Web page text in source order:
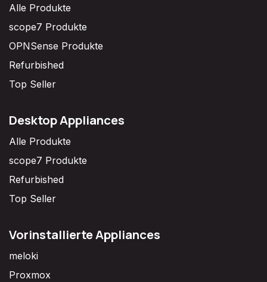
Alle Produkte
scope7 Produkte
OPNSense Produkte
Refurbished
Top Seller
Desktop Appliances
Alle Produkte
scope7 Produkte
Refurbished
Top Seller
Vorinstallierte Appliances
meloki
Proxmox